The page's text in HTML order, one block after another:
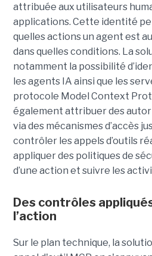
attribuée aux utilisateurs
applications. Cette identité
quelles actions un agent est
dans quelles conditions. La
notamment la possibilité
les agents IA ainsi que les
protocole Model Context
également attribuer des
via des mécanismes d’accès
contrôler les appels d’outils
appliquer des politiques de
d’une action et suivre les
Des contrôles
l’action
Sur le plan technique, la